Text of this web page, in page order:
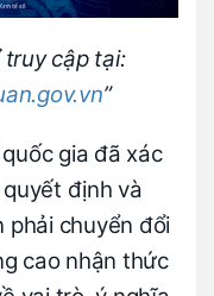
cập tại:
”
gia đã xác
định và
phải chuyển đổi
cao nhận thức